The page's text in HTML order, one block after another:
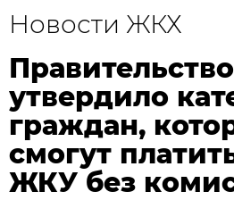
Новости ЖКХ
утвердило
граждан,
смогут
ЖКУ без